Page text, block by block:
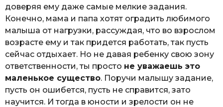
доверяя ему даже самые мелкие задания.
Конечно, мама и папа хотят оградить любимого
малыша от нагрузки, рассуждая, что во взрослом
возрасте ему и так придется работать, так пусть
сейчас отдыхает. Но не давая ребенку свою зону
ответственности, ты просто не уважаешь это
маленькое существо. Поручи малышу задание,
пусть он ошибется, пусть не справится, зато
научится. И тогда в юности и зрелости он не